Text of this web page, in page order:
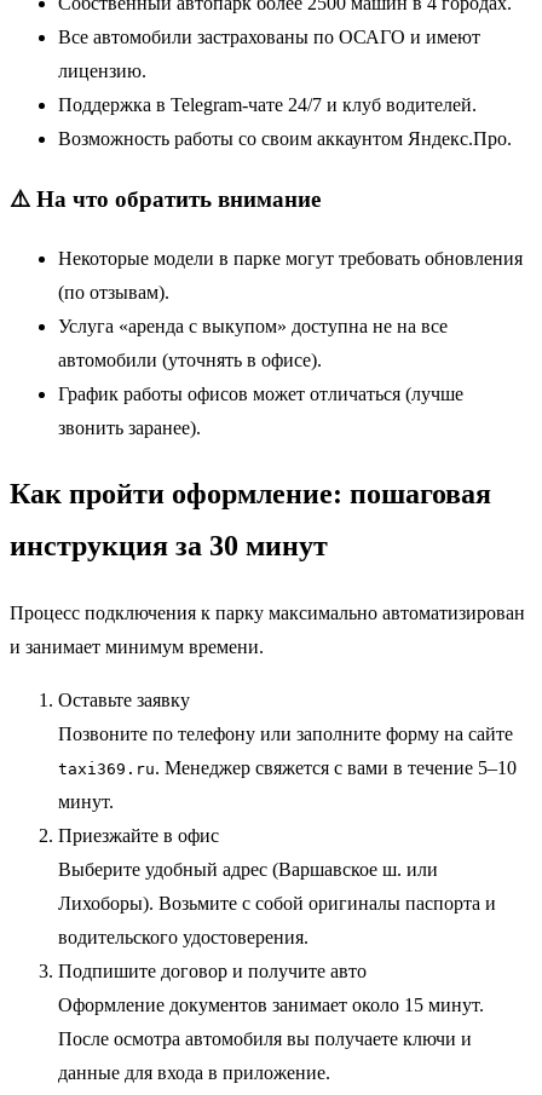
Все автомобили застрахованы по ОСАГО и имеют
лицензию.
Поддержка в Telegram-чате 24/7 и клуб водителей.
Возможность работы со своим аккаунтом Яндекс.Про.
⚠️ На что обратить внимание
Некоторые модели в парке могут требовать обновления
(по отзывам).
Услуга «аренда с выкупом» доступна не на все
автомобили (уточнять в офисе).
График работы офисов может отличаться (лучше
звонить заранее).
Как пройти оформление: пошаговая
инструкция за 30 минут
Процесс подключения к парку максимально автоматизирован
и занимает минимум времени.
Оставьте заявку
Позвоните по телефону или заполните форму на сайте
taxi369.ru. Менеджер свяжется с вами в течение 5–10
минут.
Приезжайте в офис
Выберите удобный адрес (Варшавское ш. или
Лихоборы). Возьмите с собой оригиналы паспорта и
водительского удостоверения.
Подпишите договор и получите авто
Оформление документов занимает около 15 минут.
После осмотра автомобиля вы получаете ключи и
данные для входа в приложение.